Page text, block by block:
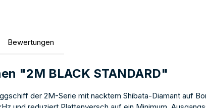
Bewertungen
"2M BLACK STANDARD"
der 2M-Serie mit nacktem Shibata-Diamant auf